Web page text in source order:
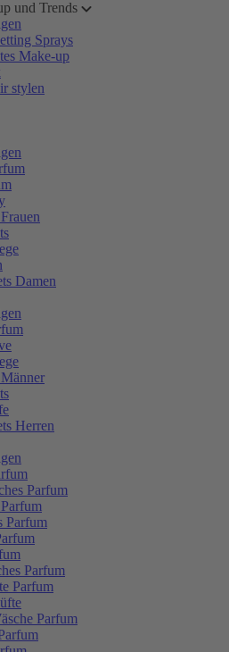
und Trends
Sprays
Make-up
stylen
Damen
Herren
Parfum
Parfum
Parfum
Parfum
Parfum